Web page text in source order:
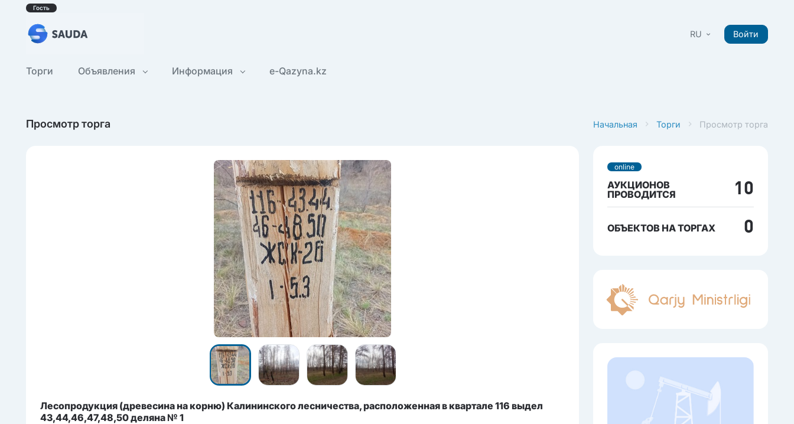
Гость
RU Войти
Торги Объявления Информация e-Qazyna.kz
Начальная Торги Просмотр торга
Просмотр торга
Лесопродукция (древесина на корню) Калининского лесничества, расположенная в квартале 116 выдел
43,44,46,47,48,50 деляна № 1
online
АУКЦИОНОВ
ПРОВОДИТСЯ
10
ОБЪЕКТОВ НА ТОРГАХ 0